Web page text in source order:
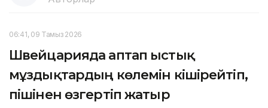
06:41, 09 Тамыз 2026
Швейцарияда аптап ыстық
мұздықтардың көлемін кішірейтіп,
пішінен өзгертіп жатыр